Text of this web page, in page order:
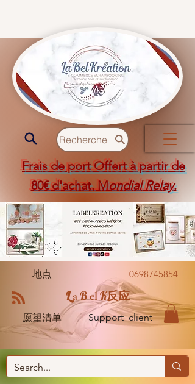
Recherche
Frais de port Offert à partir de
80€ d'achat. Mondial Relay.
地点 0698745854
LaBelK反应
愿望清单 Support client